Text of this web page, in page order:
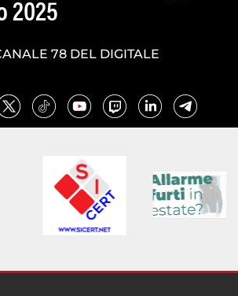
2025
78 DEL DIGITALE